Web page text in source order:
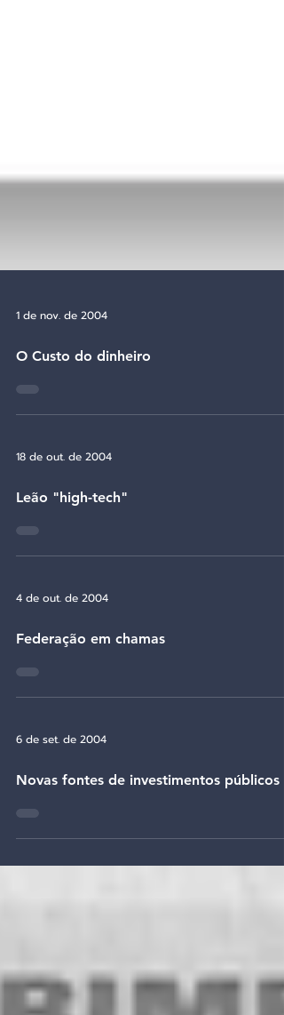
1 de nov. de 2004
O Custo do dinheiro
18 de out. de 2004
Leão "high-tech"
4 de out. de 2004
Federação em chamas
6 de set. de 2004
Novas fontes de investimentos públicos